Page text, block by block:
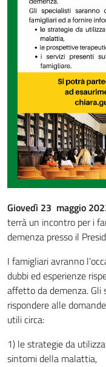
I Servizi di Salute
Il Dipartimento
Le Sedi Territoriali
I Servizi
I Servizi Sanitari e
Le Sedi Territoriali
Hospice e Cure
Giovedì 23 maggio
terrà un incontro per i
demenza presso il
I famigliari avranno
dubbi ed esperienze
affetto da demenza. Gli
rispondere alle
utili circa:
1) le strategie da
sintomi della malattia,